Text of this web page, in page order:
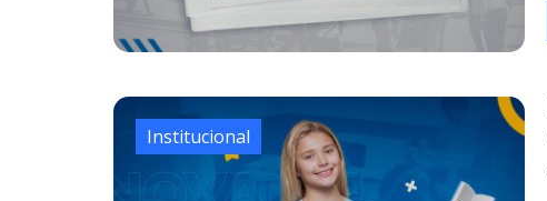
Institucional